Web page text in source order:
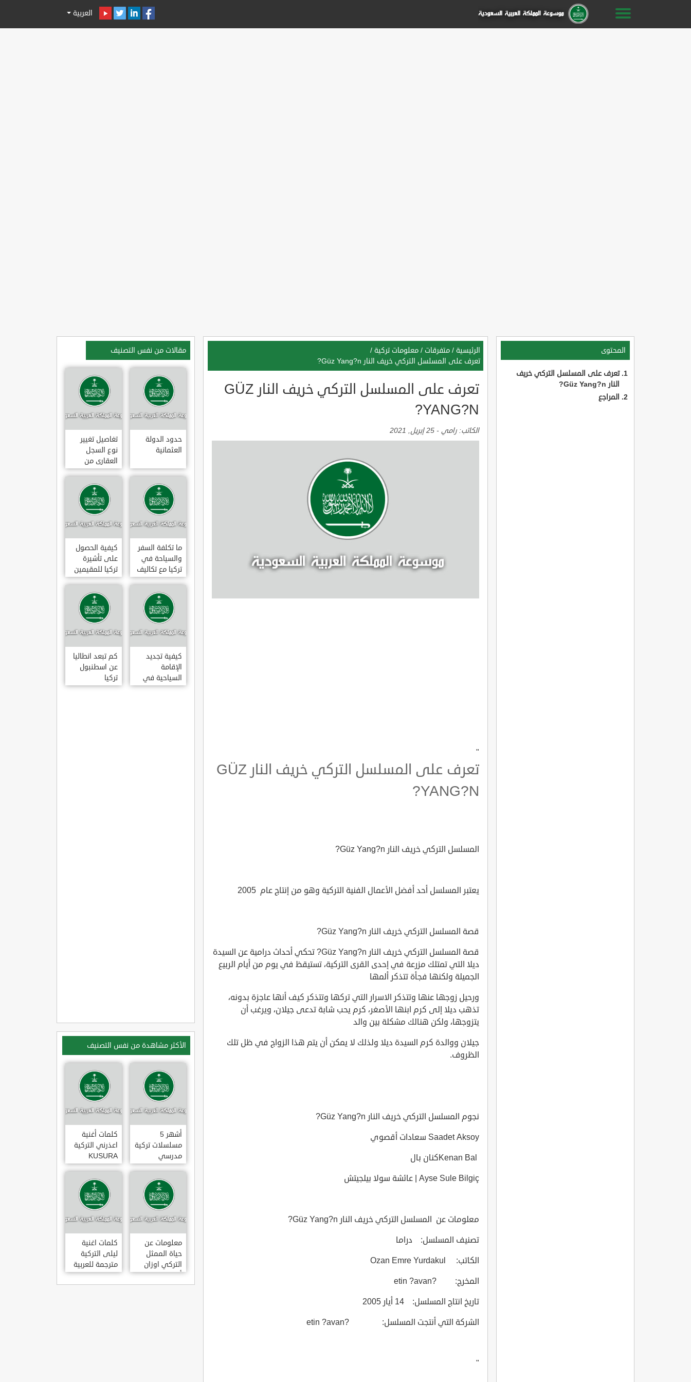
العربية
المحتوى
تعرف على المسلسل التركي خريف
النار Güz Yang?n?
المراجع
الرئيسية / متفرقات / معلومات تركية /
تعرف على المسلسل التركي خريف النار Güz Yang?n?
تعرف على المسلسل التركي خريف النار GÜZ
YANG?N?
الكاتب: رامي - 25 إبريل, 2021
"
تعرف على المسلسل التركي خريف النار GÜZ
YANG?N?
المسلسل التركي خريف النار Güz Yang?n?
يعتبر المسلسل أحد أفضل الأعمال الفنية التركية وهو من إنتاج عام 2005
قصة المسلسل التركي خريف النار Güz Yang?n?
قصة المسلسل التركي خريف النار Güz Yang?n? تحكي أحداث درامية عن السيدة
ديلا التي تمتلك مزرعة في إحدى القرى التركية، تستيقظ في يوم من أيام الربيع
الجميلة ولكنها فجأة تتذكر ألمها
ورحيل زوجها عنها وتتذكر الاسرار التي تركها وتتذكر كيف أنها عاجزة بدونه،
تذهب ديلا إلى كرم ابنها الأصغر، كرم يحب شابة تدعى جيلان، ويرغب أن
يتزوجها، ولكن هنالك مشكلة بين والد
جيلان ووالدة كرم السيدة ديلا ولذلك لا يمكن أن يتم هذا الزواج في ظل تلك
الظروف.
نجوم المسلسل التركي خريف النار Güz Yang?n?
Saadet Aksoy سعادات أقصوي
Ayse Sule Bilgiç | عائشة سولا بيلجيتش
معلومات عن المسلسل التركي خريف النار Güz Yang?n?
تصنيف المسلسل: دراما
الكاتب: Ozan Emre Yurdakul
المخرج: ?etin ?avan
تاريخ انتاج المسلسل: 14 أيار 2005
الشركة التي أنتجت المسلسل: ?etin ?avan
"
مقالات من نفس التصنيف
حدود الدولة
العثمانية
تغاصيل تغيير
نوع السجل
العقارى من
تجارى إلى
سكنى فى
تركيا
ما تكلفة السفر
والسياحة في
تركيا مع تكاليف
الاقامة
كيفية الحصول
على تأشيرة
تركيا للمقيمين
بالسعودية
2020
كيفية تجديد
الإقامة
السياحية في
تركيا وما
كم تبعد انطاليا
عن اسطنبول
تركيا
الأكثر مشاهدة من نفس التصنيف
أشهر 5
مسلسلات تركية
مدرسي
رومانسي و
كوميدي و
درامي مدبلج.
في تركيا
كلمات أغنية
اعذرني التركية
KUSURA
BAKMA
مترجمة للعربية
غناء المطربة
سيزن أكسو
SEZEN AKSU
معلومات عن
حياة الممثل
التركي اوزان
أكبابا OZAN
AKBABA
كلمات اغنية
ليلى التركية
مترجمة للعربية
غناء المطرب
مراد دالكليليتش